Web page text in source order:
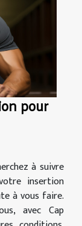
pour
à suivre
insertion
à vous faire.
avec Cap